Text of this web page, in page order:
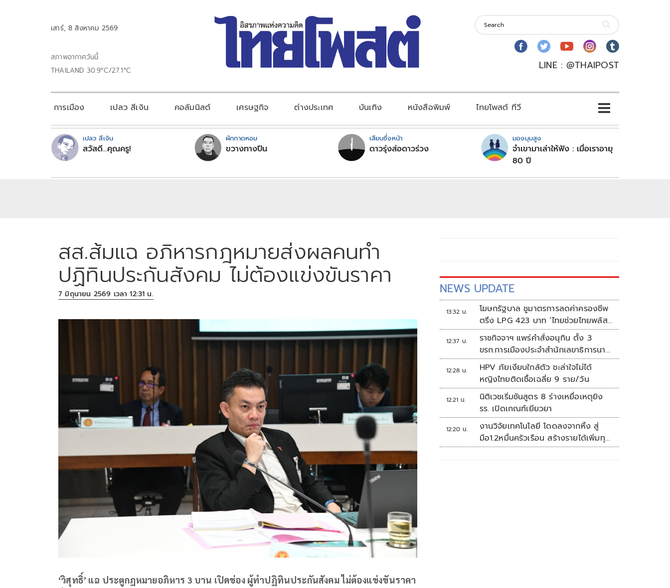
เสาร์, 8 สิงหาคม 2569
สภาพอากาศวันนี้
THAILAND 30.9°C/27.1°C
LINE : @THAIPOST
การเมือง เปลว สีเงิน คอลัมนิสต์ เศรษฐกิจ ต่างประเทศ บันเทิง หนังสือพิมพ์ ไทยโพสต์ ทีวี
เปลว สีเงิน
สวัสดี...คุณครู!
ผักกาดหอม
ขวางทางปืน
เสียบซึ่งหน้า
ดาวรุ่งส่อดาวร่วง
มองมุมสูง
จำเขามาเล่าให้ฟัง : เมื่อเราอายุ
80 ปี
สส.ส้มแฉ อภิหารกฎหมายส่งผลคนทำ
ปฏิทินประกันสังคม ไม่ต้องแข่งขันราคา
7 มิถุนายน 2569 เวลา 12:31 น.
‘วิสุทธิ์’ แฉ ประตูกฎหมายอภิหาร 3 บาน เปิดช่อง ผู้ทำปฏิทินประกันสังคม ไม่ต้องแข่งขันราคา
NEWS UPDATE
13:32 น.
โฆษกรัฐบาล ชูมาตรการลดค่าครองชีพ
ตรึง LPG 423 บาท ‘ไทยช่วยไทยพลัส’
ดันเงินหมุนแสนล้าน
12:37 น.
ราชกิจจาฯ แพร่คำสั่งอนุทิน ตั้ง 3
ขรก.การเมืองประจำสำนักเลขาธิการนา
ยกฯ
12:28 น.
HPV ภัยเงียบใกล้ตัว ชะล่าใจไม่ได้
หญิงไทยติดเชื้อเฉลี่ย 9 ราย/วัน
12:21 น.
นิติเวชเริ่มชันสูตร 8 ร่างเหยื่อเหตุยิง
รร. เปิดเกณฑ์เยียวยา
12:20 น.
งานวิจัยเทคโนโลยี โดดลงจากหิ้ง สู่
มือ1.2หมื่นครัวเรือน สร้างรายได้เพิ่มทุก
เดือน